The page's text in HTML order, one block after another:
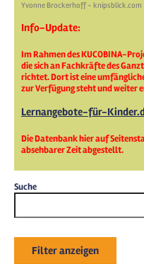
Yvonne Brockerhoff - knipsblick.com
Info-Update:
Im Rahmen des KUCOBINA-
die sich an Fachkräfte des
richtet. Dort ist eine
zur Verfügung steht und weiter
Lernangebote-für-
Die Datenbank hier auf
absehbarer Zeit abgestellt.
Suche
Filter anzeigen